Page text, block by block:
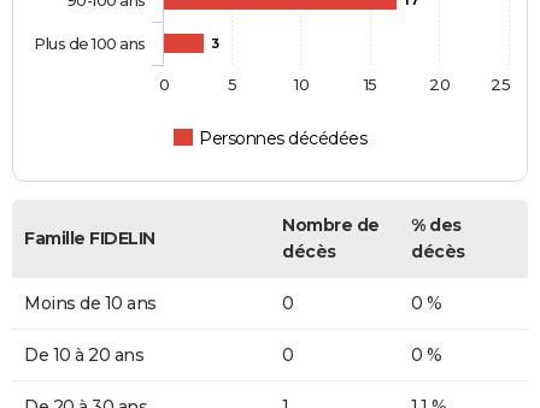
3
Personnes décédées
Plus de 100 ans
0 5 10 15 20 25
Famille FIDELIN
Nombre de
décès
% des
décès
Moins de 10 ans 0 0 %
De 10 à 20 ans 0 0 %